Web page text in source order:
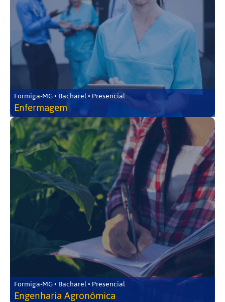
Formiga-MG • Bacharel • Presencial
Enfermagem
Formiga-MG • Bacharel • Presencial
Engenharia Agronômica